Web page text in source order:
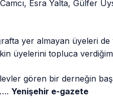
Esra Yalta, Gülfer
yer almayan üyeleri de
üyelerini topluca
gören bir derneğin
Yenişehir e-gazete